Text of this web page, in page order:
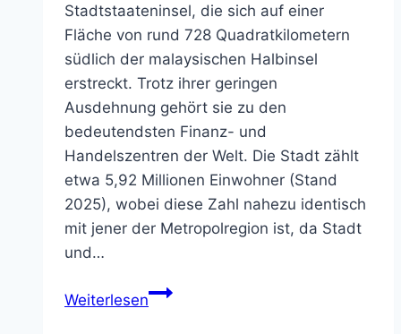
Stadtstaateninsel, die sich auf einer
Fläche von rund 728 Quadratkilometern
südlich der malaysischen Halbinsel
erstreckt. Trotz ihrer geringen
Ausdehnung gehört sie zu den
bedeutendsten Finanz- und
Handelszentren der Welt. Die Stadt zählt
etwa 5,92 Millionen Einwohner (Stand
2025), wobei diese Zahl nahezu identisch
mit jener der Metropolregion ist, da Stadt
und…
WeiterlesenSingapur